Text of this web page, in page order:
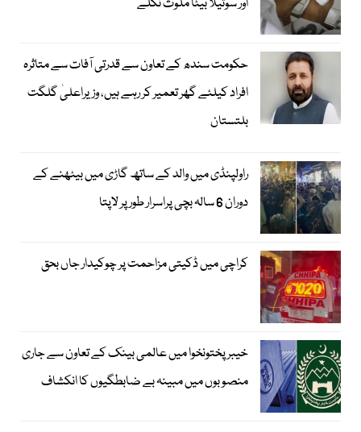
اور سوتیلا بیٹا ملوث نکلے
حکومت سندھ کے تعاون سے قدرتی آفات سے متاثرہ
افراد کیلئے گھر تعمیر کر رہے ہیں، وزیراعلیٰ گلگت
بلتستان
راولپنڈی میں والد کے ساتھ گاڑی میں بیٹھنے کے
دوران 6 سالہ بچی پراسرار طور پر لاپتا
کراچی میں ڈکیتی مزاحمت پر چوکیدار جاں بحق
خیبرپختونخوا میں عالمی بینک کے تعاون سے جاری
منصوبوں میں مبینہ بے ضابطگیوں کا انکشاف